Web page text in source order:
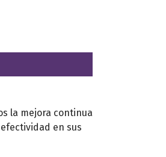
la mejora continua
en sus